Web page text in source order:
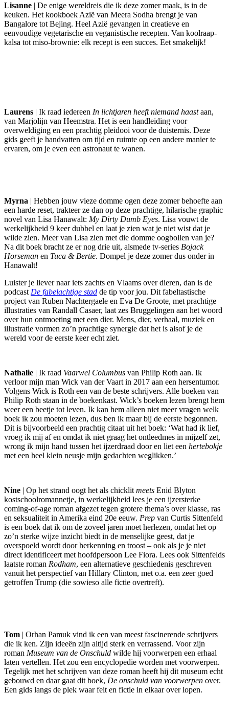
Lisanne | De enige wereldreis die ik deze zomer maak, is in de
keuken. Het kookboek Azië van Meera Sodha brengt je van
Bangalore tot Bejing. Heel Azië gevangen in creatieve en
eenvoudige vegetarische en veganistische recepten. Van koolraap-
kalsa tot miso-brownie: elk recept is een succes. Eet smakelijk!
Laurens | Ik raad iedereen In lichtjaren heeft niemand haastaan,
van Marjolijn van Heemstra. Het is een handleiding voor
overweldiging en een prachtig pleidooi voor de duisternis. Deze
gids geeft je handvatten om tijd en ruimte op een andere manier te
ervaren, om je even een astronaut te wanen.
Myrna | Hebben jouw vieze domme ogen deze zomer behoefte aan
een harde reset, trakteer ze dan op deze prachtige, hilarische graphic
novel van Lisa Hanawalt: My Dirty Dumb Eyes. Lisa vouwt de
werkelijkheid 9 keer dubbel en laat je zien wat je niet wist dat je
wilde zien. Meer van Lisa zien met die domme oogbollen van je?
Na dit boek bracht ze er nog drie uit, alsmede tv-series Bojack
Horseman en Tuca & Bertie. Dompel je deze zomer dus onder in
Hanawalt!
Luister je liever naar iets zachts en Vlaams over dieren, dan is de
podcast De fabelachtige stad de tip voor jou. Dit fabeltastische
project van Ruben Nachtergaele en Eva De Groote, met prachtige
illustraties van Randall Casaer, laat zes Bruggelingen aan het woord
over hun ontmoeting met een dier. Mens, dier, verhaal, muziek en
illustratie vormen zo’n prachtige synergie dat het is alsof je de
wereld voor de eerste keer echt ziet.
Nathalie | Ik raad Vaarwel Columbus van Philip Roth aan. Ik
verloor mijn man Wick van der Vaart in 2017 aan een hersentumor.
Volgens Wick is Roth een van de beste schrijvers. Alle boeken van
Philip Roth staan in de boekenkast. Wick’s boeken lezen brengt hem
weer een beetje tot leven. Ik kan hem alleen niet meer vragen welk
boek ik zou moeten lezen, dus ben ik maar bij de eerste begonnen.
Dit is bijvoorbeeld een prachtig citaat uit het boek: ‘Wat had ik lief,
vroeg ik mij af en omdat ik niet graag het ontleedmes in mijzelf zet,
wrong ik mijn hand tussen het ijzerdraad door en liet een hertebokje
met een heel klein neusje mijn gedachten weglikken.’
Nine | Op het strand oogt het als chicklit meets Enid Blyton
kostschoolromannetje, in werkelijkheid lees je een ijzersterke
coming-of-age roman afgezet tegen grotere thema’s over klasse, ras
en seksualiteit in Amerika eind 20e eeuw. Prep van Curtis Sittenfeld
is een boek dat ik om de zoveel jaren moet herlezen, omdat het op
zo’n sterke wijze inzicht biedt in de menselijke geest, dat je
overspoeld wordt door herkenning en troost – ook als je je niet
direct identificeert met hoofdpersoon Lee Fiora. Lees ook Sittenfelds
laatste roman Rodham, een alternatieve geschiedenis geschreven
vanuit het perspectief van Hillary Clinton, met o.a. een zeer goed
getroffen Trump (die sowieso alle fictie overtreft).
Tom | Orhan Pamuk vind ik een van meest fascinerende schrijvers
die ik ken. Zijn ideeën zijn altijd sterk en verrassend. Voor zijn
roman Museum van de Onschuld wilde hij voorwerpen een erhaal
laten vertellen. Het zou een encyclopedie worden met voorwerpen.
Tegelijk met het schrijven van deze roman heeft hij dit museum echt
gebouwd en daar gaat dit boek, De onschuld van voorwerpen over.
Een gids langs de plek waar feit en fictie in elkaar over lopen.